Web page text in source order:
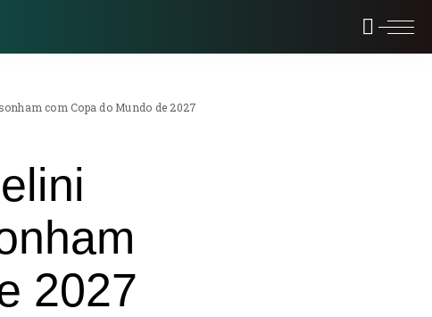
com Copa do Mundo de 2027
2027